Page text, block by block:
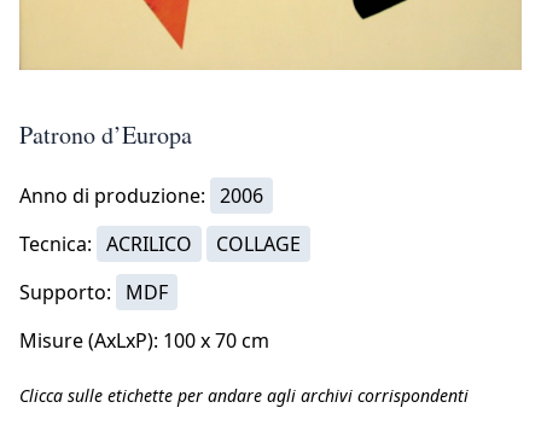
Patrono d’Europa
Anno di produzione: 2006
Tecnica: ACRILICO
COLLAGE
Supporto:
MDF
Misure (AxLxP): 100 x 70 cm
Clicca sulle etichette per andare agli archivi corrispondenti